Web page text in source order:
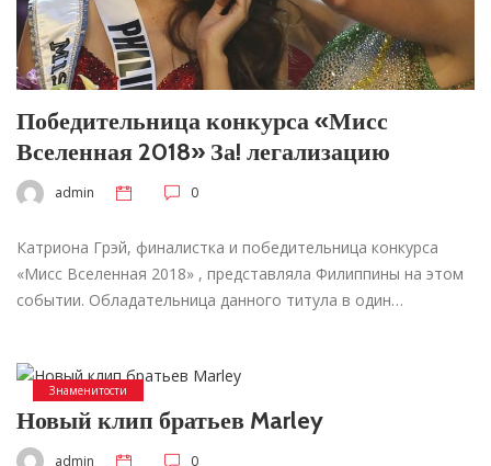
Победительница конкурса «Мисс
Вселенная 2018» За! легализацию
admin 0
Катриона Грэй, финалистка и победительница конкурса
«Мисс Вселенная 2018» , представляла Филиппины на этом
событии. Обладательница данного титула в один…
Знаменитости
Новый клип братьев Marley
admin 0